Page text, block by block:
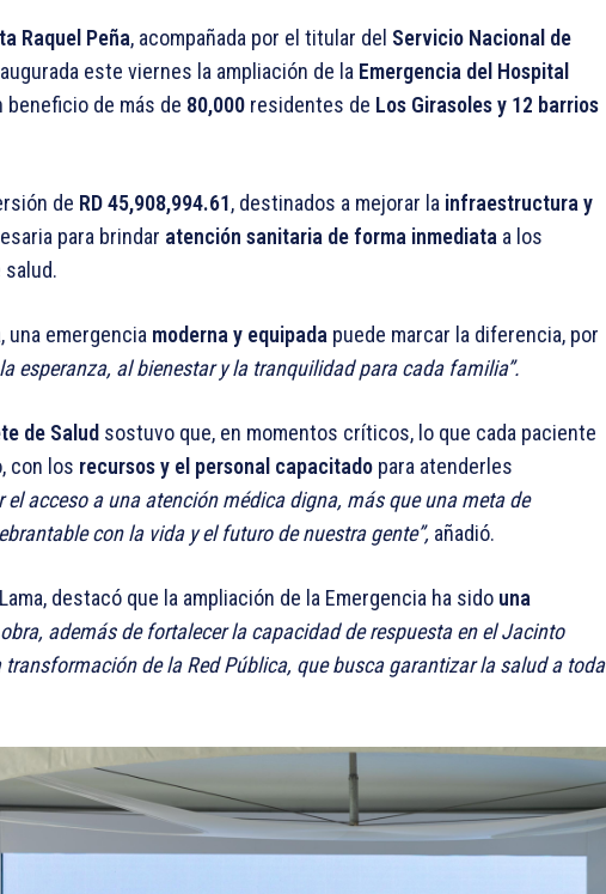
Raquel Peña, acompañada por el titular del Servicio Nacional de
este viernes la ampliación de la Emergencia del Hospital
beneficio de más de 80,000 residentes de Los Girasoles y 12 barrios
de RD 45,908,994.61, destinados a mejorar la infraestructura y
para brindar atención sanitaria de forma inmediata a los
una emergencia moderna y equipada puede marcar la diferencia, por
esperanza, al bienestar y la tranquilidad para cada familia”.
de Salud sostuvo que, en momentos críticos, lo que cada paciente
con los recursos y el personal capacitado para atenderles
el acceso a una atención médica digna, más que una meta de
con la vida y el futuro de nuestra gente”, añadió.
destacó que la ampliación de la Emergencia ha sido una
además de fortalecer la capacidad de respuesta en el Jacinto
de la Red Pública, que busca garantizar la salud a toda